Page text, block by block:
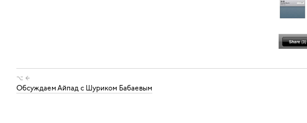
⌥ ←
Обсуждаем Айпад с Шуриком Бабаевым